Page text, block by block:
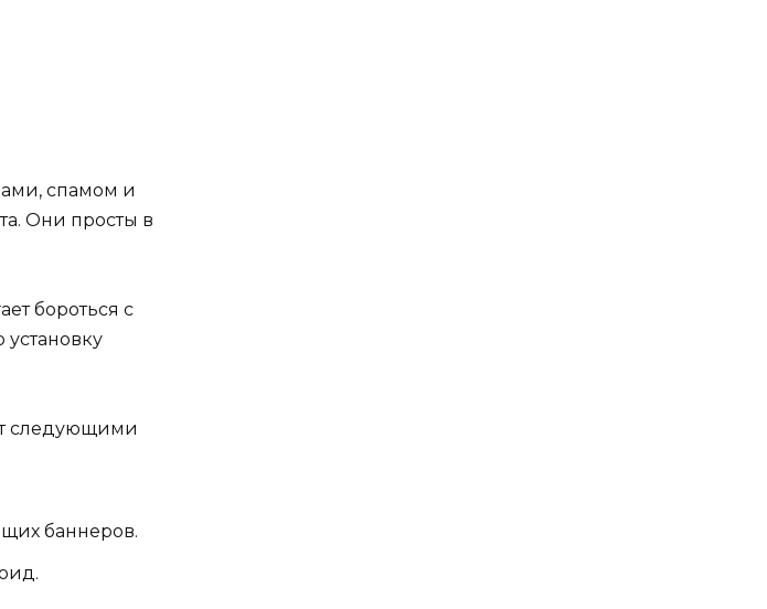
спамом и
Они просты в
бороться с
следующими
баннеров.